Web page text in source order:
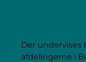
Der undervises
afdelingerne i